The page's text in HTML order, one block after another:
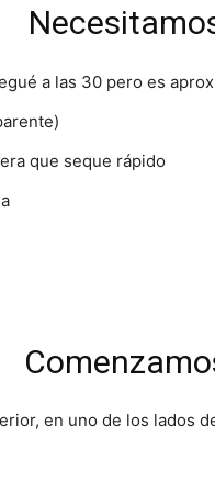
a las 30 pero es
que seque rápido
en uno de los lados